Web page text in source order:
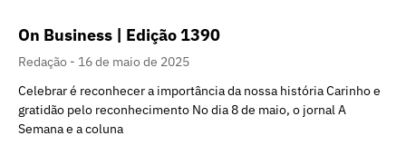
On Business | Edição 1390
Redação
16 de maio de 2025
Celebrar é reconhecer a importância da nossa história Carinho e
gratidão pelo reconhecimento No dia 8 de maio, o jornal A
Semana e a coluna